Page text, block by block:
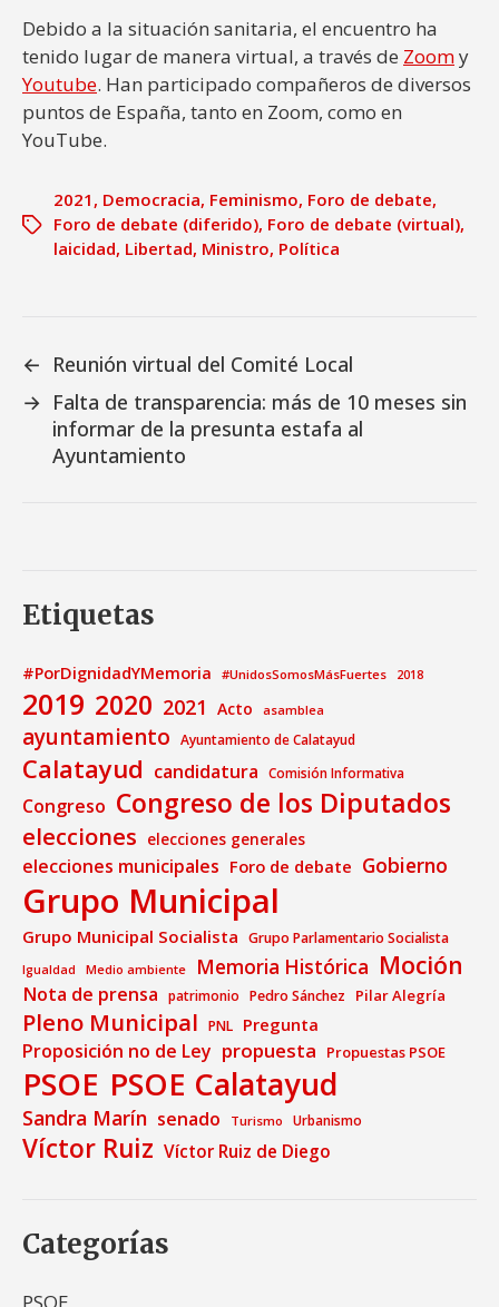
Debido a la situación sanitaria, el encuentro ha
tenido lugar de manera virtual, a través de Zoomy
Youtube. Han participado compañeros de diversos
puntos de España, tanto en Zoom, como en
YouTube.
2021 , Democracia, Feminismo, Foro de debate,
Foro de debate (diferido), Foro de debate (virtual),
laicidad, Libertad, Ministro, Política
← Reunión virtual del Comité Local
→ Falta de transparencia: más de 10 meses sin
informar de la presunta estafa al
Ayuntamiento
Etiquetas
#PorDignidadYMemoria #UnidosSomosMásFuertes 2018
2019 2020 2021 Acto asamblea
ayuntamiento Ayuntamiento de Calatayud
Calatayud candidatura Comisión Informativa
Congreso Congreso de los Diputados
elecciones elecciones generales
elecciones municipales Foro de debate Gobierno
Grupo Municipal
Grupo Municipal Socialista Grupo Parlamentario Socialista
Igualdad Medio ambiente Memoria Histórica Moción
Nota de prensa patrimonio Pedro Sánchez Pilar Alegría
Pleno Municipal PNL Pregunta
Proposición no de Ley propuesta Propuestas PSOE
PSOE PSOE Calatayud
Sandra Marín senado Turismo Urbanismo
Víctor Ruiz Víctor Ruiz de Diego
Categorías